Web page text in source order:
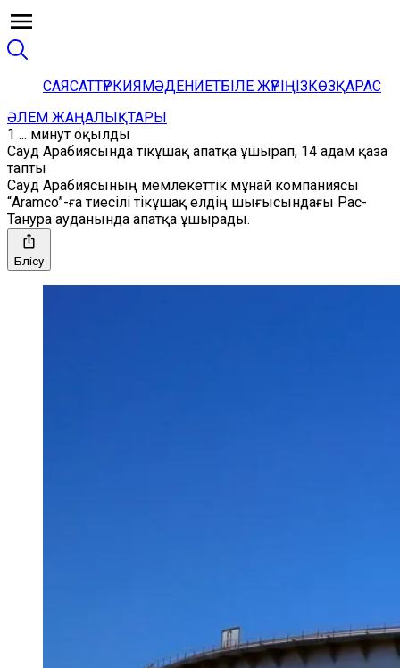
САЯСАТТҮРКИЯМӘДЕНИЕТБІЛЕ ЖҮРІҢІЗКӨЗҚАРАС
ӘЛЕМ ЖАҢАЛЫҚТАРЫ
1 ... минут оқылды
Сауд Арабиясында тікұшақ апатқа ұшырап, 14 адам қаза
тапты
Сауд Арабиясының мемлекеттік мұнай компаниясы
“Aramco”-ға тиесілі тікұшақ елдің шығысындағы Рас-
Танура ауданында апатқа ұшырады.
Бөлісу